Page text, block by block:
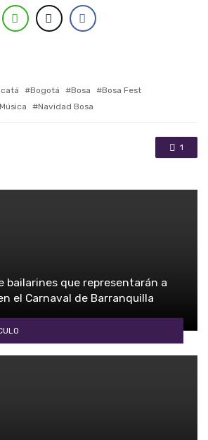
Bogotá Bosa
Bosa Fest
Música Navidad Bosa
1
bailarines que representarán a
el Carnaval de Barranquilla